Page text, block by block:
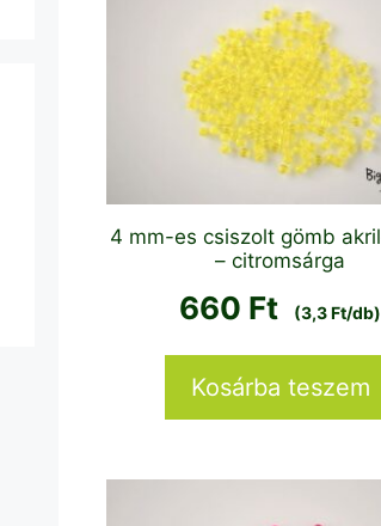
4 mm-es csiszolt gömb
– citromsárga
660 Ft (3,3 Ft/db)
Kosárba teszem